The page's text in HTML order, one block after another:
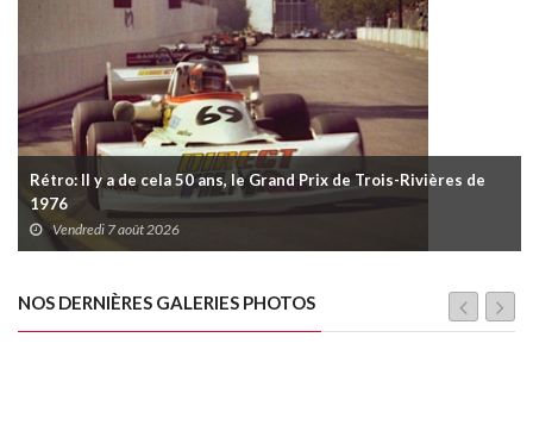
Rétro: Il y a de cela 50 ans, le Grand Prix de Trois-Rivières de
1976
Vendredi 7 août 2026
NOS DERNIÈRES GALERIES PHOTOS